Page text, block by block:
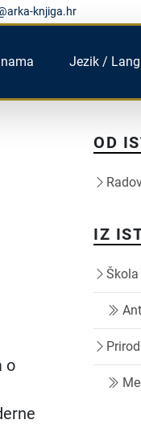
knjiga.hr
Jezik /
o
OD
IZ